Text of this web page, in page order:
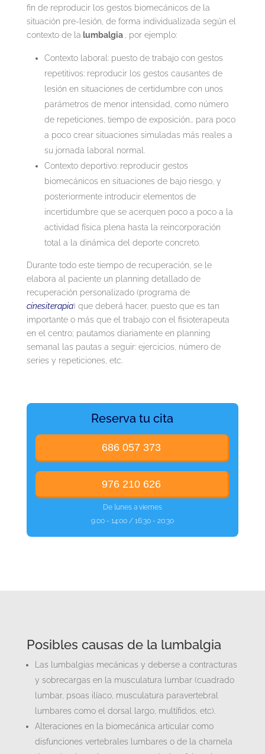
fin de reproducir los gestos biomecánicos de la
situación pre-lesión, de forma individualizada según el
contexto de la lumbalgia , por ejemplo:
Contexto laboral: puesto de trabajo con gestos
repetitivos: reproducir los gestos causantes de
lesión en situaciones de certidumbre con unos
parámetros de menor intensidad, como número
de repeticiones, tiempo de exposición… para poco
a poco crear situaciones simuladas más reales a
su jornada laboral normal.
Contexto deportivo: reproducir gestos
biomecánicos en situaciones de bajo riesgo, y
posteriormente introducir elementos de
incertidumbre que se acerquen poco a poco a la
actividad física plena hasta la reincorporación
total a la dinámica del deporte concreto.
Durante todo este tiempo de recuperación, se le
elabora al paciente un planning detallado de
recuperación personalizado (programa de
cinesiterapia) que deberá hacer, puesto que es tan
importante o más que el trabajo con el fisioterapeuta
en el centro; pautamos diariamente en planning
semanal las pautas a seguir: ejercicios, número de
series y repeticiones, etc.
Reserva tu cita
686 057 373
976 210 626
De lunes a viernes
9:00 - 14:00 / 16:30 - 20:30
Posibles causas de la lumbalgia
Las lumbalgias mecánicas y deberse a contracturas
y sobrecargas en la musculatura lumbar (cuadrado
lumbar, psoas ilíaco, musculatura paravertebral
lumbares como el dorsal largo, multífidos, etc).
Alteraciones en la biomecánica articular como
disfunciones vertebrales lumbares o de la charnela